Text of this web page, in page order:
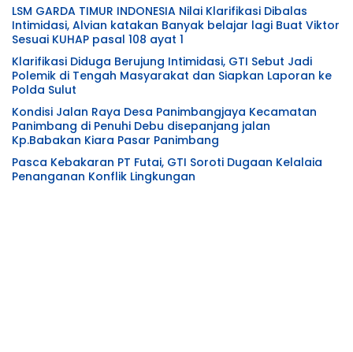
LSM GARDA TIMUR INDONESIA Nilai Klarifikasi Dibalas
Intimidasi, Alvian katakan Banyak belajar lagi Buat Viktor
Sesuai KUHAP pasal 108 ayat 1
Klarifikasi Diduga Berujung Intimidasi, GTI Sebut Jadi
Polemik di Tengah Masyarakat dan Siapkan Laporan ke
Polda Sulut
Kondisi Jalan Raya Desa Panimbangjaya Kecamatan
Panimbang di Penuhi Debu disepanjang jalan
Kp.Babakan Kiara Pasar Panimbang
Pasca Kebakaran PT Futai, GTI Soroti Dugaan Kelalaia
Penanganan Konflik Lingkungan